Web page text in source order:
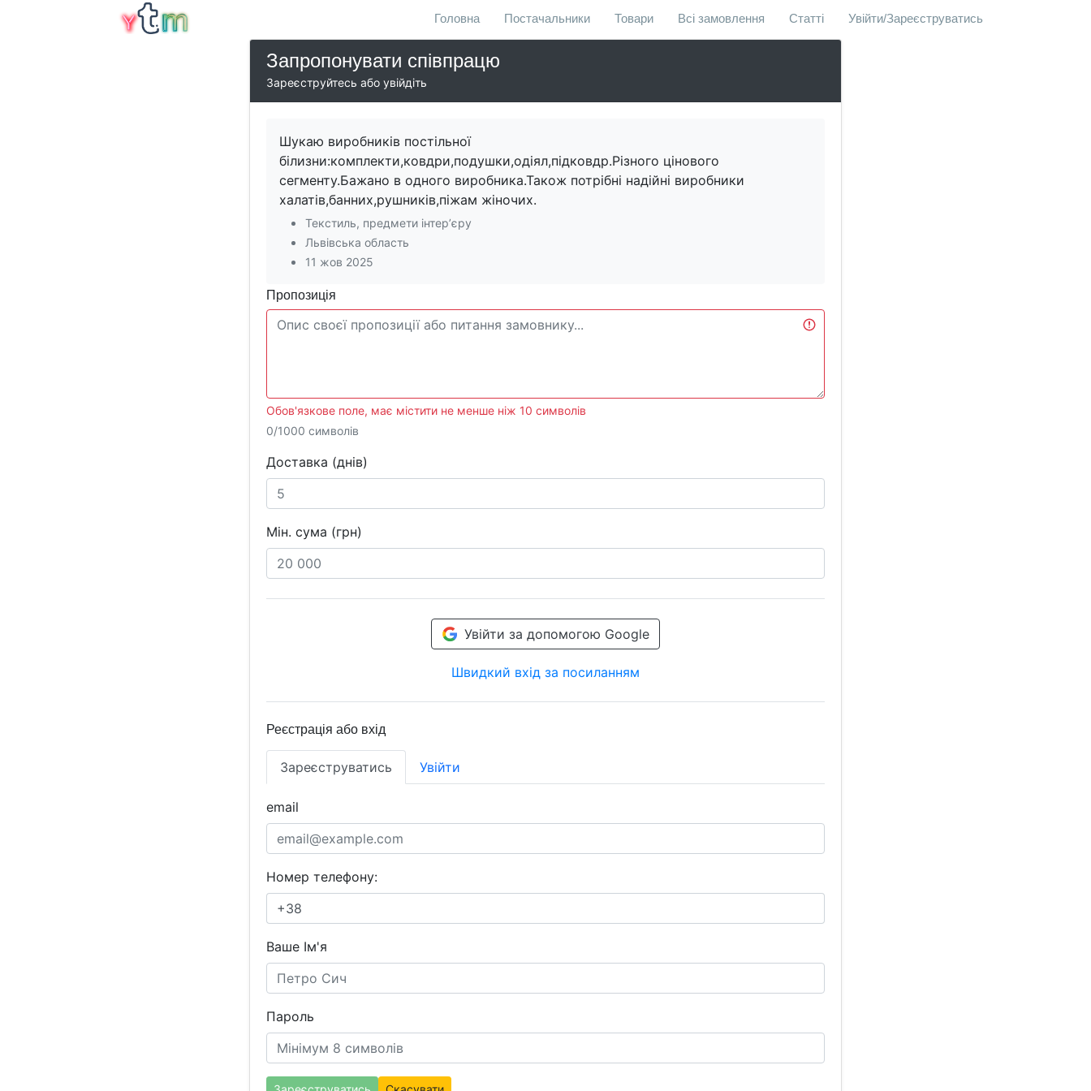
Головна Постачальники Товари Всі замовлення Статті Увійти/Зареєструватись
Запропонувати співпрацю
Зареєструйтесь або увійдіть
Шукаю виробників постільної
білизни:комплекти,ковдри,подушки,одіял,підковдр.Різного цінового
сегменту.Бажано в одного виробника.Також потрібні надійні виробники
халатів,банних,рушників,піжам жіночих.
Текстиль, предмети інтерʼєру
Львівська область
11 жов 2025
Пропозиція
Обов'язкове поле, має містити не менше ніж 10 символів
0/1000 символів
Доставка (днів)
Мін. сума (грн)
Увійти за допомогою Google
Швидкий вхід за посиланням
Реєстрація або вхід
Зареєструватись Увійти
email
Номер телефону:
Ваше Ім'я
Пароль